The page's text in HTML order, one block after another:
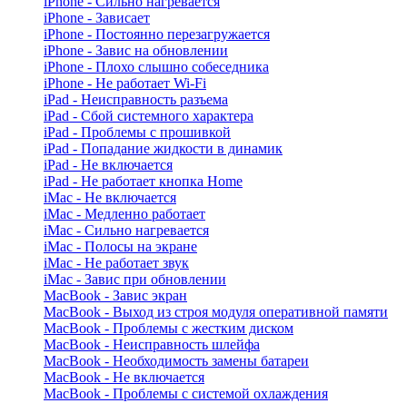
iPhone - Зависает
iPhone - Постоянно перезагружается
iPhone - Завис на обновлении
iPhone - Плохо слышно собеседника
iPhone - Не работает Wi-Fi
iPad - Неисправность разъема
iPad - Сбой системного характера
iPad - Проблемы с прошивкой
iPad - Попадание жидкости в динамик
iPad - Не включается
iPad - Не работает кнопка Home
iMac - Не включается
iMac - Медленно работает
iMac - Сильно нагревается
iMac - Полосы на экране
iMac - Не работает звук
iMac - Завис при обновлении
MacBook - Завис экран
MacBook - Выход из строя модуля оперативной памяти
MacBook - Проблемы с жестким диском
MacBook - Неисправность шлейфа
MacBook - Необходимость замены батареи
MacBook - Не включается
MacBook - Проблемы с системой охлаждения